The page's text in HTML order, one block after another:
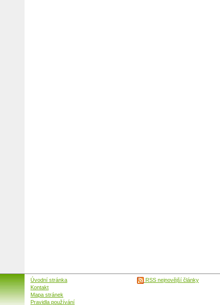
Úvodní stránka
Kontakt
Mapa stránek
Pravidla používání
RSS nejnovější články